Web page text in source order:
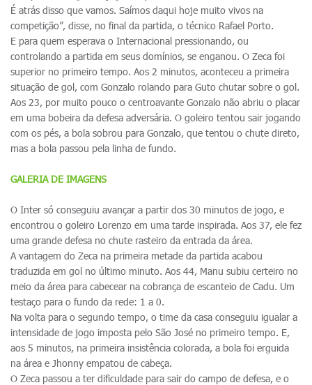
É atrás disso que vamos. Saímos daqui hoje muito vivos na
competição”, disse, no final da partida, o técnico Rafael Porto.
E para quem esperava o Internacional pressionando, ou
controlando a partida em seus domínios, se enganou. O Zeca foi
superior no primeiro tempo. Aos 2 minutos, aconteceu a primeira
situação de gol, com Gonzalo rolando para Guto chutar sobre o gol.
Aos 23, por muito pouco o centroavante Gonzalo não abriu o placar
em uma bobeira da defesa adversária. O goleiro tentou sair jogando
com os pés, a bola sobrou para Gonzalo, que tentou o chute direto,
mas a bola passou pela linha de fundo.
GALERIA DE IMAGENS
O Inter só conseguiu avançar a partir dos 30 minutos de jogo, e
encontrou o goleiro Lorenzo em uma tarde inspirada. Aos 37, ele fez
uma grande defesa no chute rasteiro da entrada da área.
A vantagem do Zeca na primeira metade da partida acabou
traduzida em gol no último minuto. Aos 44, Manu subiu certeiro no
meio da área para cabecear na cobrança de escanteio de Cadu. Um
testaço para o fundo da rede: 1 a 0.
Na volta para o segundo tempo, o time da casa conseguiu igualar a
intensidade de jogo imposta pelo São José no primeiro tempo. E,
aos 5 minutos, na primeira insistência colorada, a bola foi erguida
na área e Jhonny empatou de cabeça.
O Zeca passou a ter dificuldade para sair do campo de defesa, e o